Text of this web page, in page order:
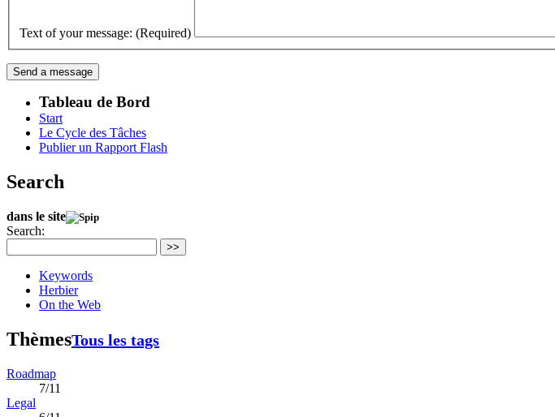
Text of your message: (Required)
Tableau de Bord
Start
Le Cycle des Tâches
Publier un Rapport Flash
Search
dans le site
Search:
>>
Keywords
Herbier
On the Web
ThèmesTous les tags
Roadmap
7/11
Legal